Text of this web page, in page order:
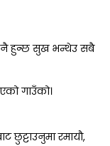
नै हुन्छ सुख भन्थेउ सबै
गाउँको।
छुट्टाउनुमा रमायौ,